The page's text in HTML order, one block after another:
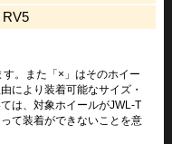
。また「×」はそのホイー
により装着可能なサイズ・
は、対象ホイールがJWL-T
て装着ができないことを意